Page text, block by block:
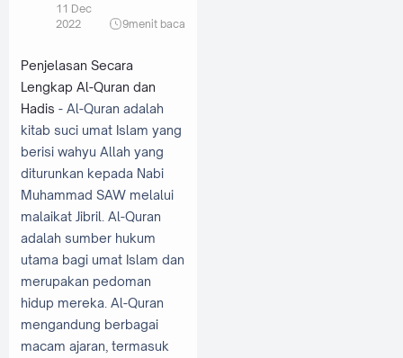
11 Dec
2022
9menit baca
Penjelasan Secara
Lengkap Al-Quran dan
Hadis - Al-Quran adalah
kitab suci umat Islam yang
berisi wahyu Allah yang
diturunkan kepada Nabi
Muhammad SAW melalui
malaikat Jibril. Al-Quran
adalah sumber hukum
utama bagi umat Islam dan
merupakan pedoman
hidup mereka. Al-Quran
mengandung berbagai
macam ajaran, termasuk